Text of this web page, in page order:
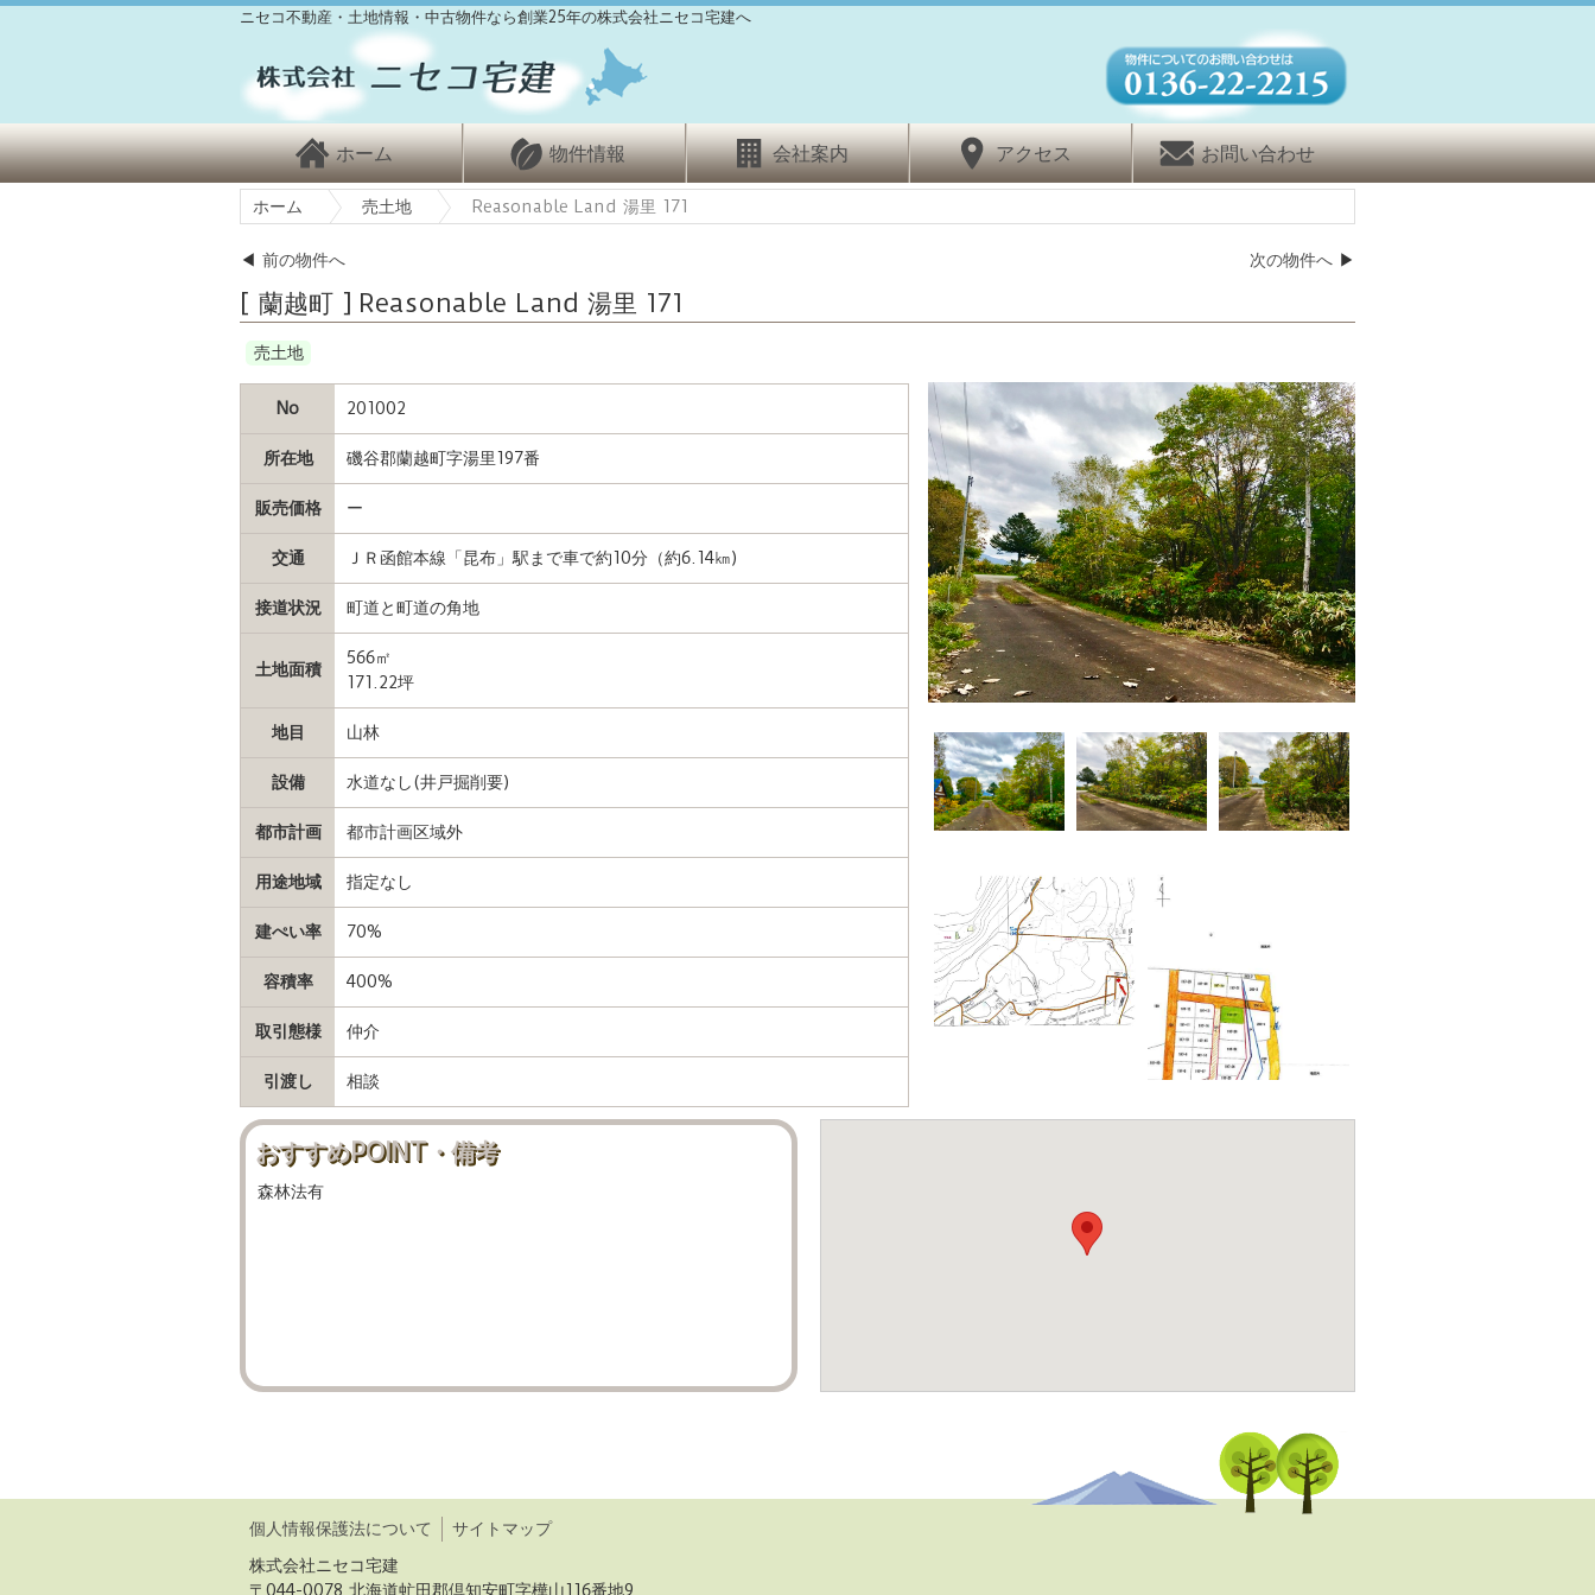
ニセコ不動産・土地情報・中古物件なら創業25年の株式会社ニセコ宅建へ
ホーム 物件情報 会社案内 アクセス お問い合わせ
ホーム 売土地 Reasonable Land 湯里 171
◀ 前の物件へ 次の物件へ ▶
[ 蘭越町 ] Reasonable Land 湯里 171
売土地
No 201002
所在地 磯谷郡蘭越町字湯里197番
販売価格 ー
交通 ＪＲ函館本線「昆布」駅まで車で約10分（約6.14㎞)
接道状況 町道と町道の角地
土地面積
566㎡
171.22坪
地目 山林
設備 水道なし(井戸掘削要)
都市計画 都市計画区域外
用途地域 指定なし
建ぺい率 70%
容積率 400%
取引態様 仲介
引渡し 相談
おすすめPOINT・備考
森林法有
個人情報保護法について
サイトマップ
株式会社ニセコ宅建
〒044-0078 北海道虻田郡倶知安町字樺山116番地9